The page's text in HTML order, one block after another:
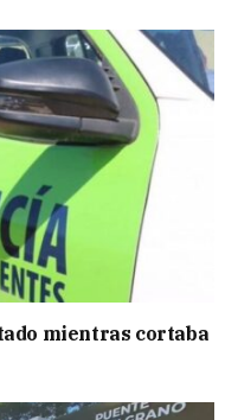
mientras cortaba